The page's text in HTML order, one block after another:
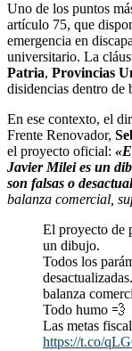
Uno de los puntos
artículo 75, que
emergencia en
universitario. La
Patria, Provincias
disidencias dentro de
En ese contexto, el
Frente Renovador,
el proyecto oficial:
Javier Milei es un
son falsas o
balanza comercial,
El proyecto de
un dibujo.
Todos los
balanza
Todo humo 💨
Las metas
https://t.co/